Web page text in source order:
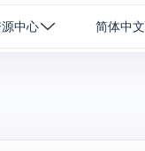
源中心 简体中文